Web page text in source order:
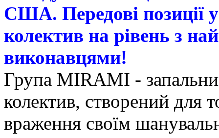
США. Передові позиції
колектив на рівень з
виконавцями!
Група MIRAMI -
колектив, створений для
враження своїм